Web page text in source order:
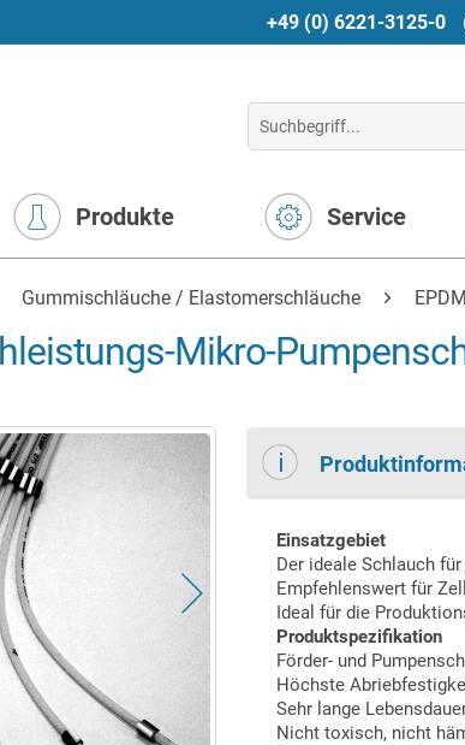
+49 (0) 6221-3125-0
Produkte Service
Gummischläuche / Elastomerschläuche
Mikro-
Einsatzgebiet
Der ideale Schlauch
Empfehlenswert für
Ideal für die
Produktspezifikation
Förder- und
Höchste
Sehr lange
Nicht toxisch, nicht